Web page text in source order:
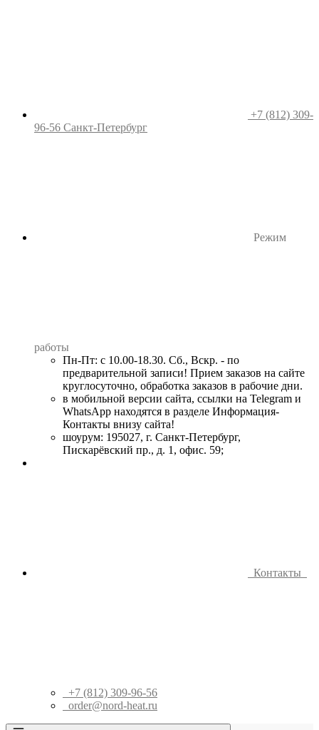
+7 (812) 309-
96-56 Санкт-Петербург
Режим
работы
Пн-Пт: с 10.00-18.30. Сб., Вскр. - по
предварительной записи! Прием заказов на сайте
круглосуточно, обработка заказов в рабочие дни.
в мобильной версии сайта, ссылки на Telegram и
WhatsApp находятся в разделе Информация-
Контакты внизу сайта!
шоурум: 195027, г. Санкт-Петербург,
Пискарёвский пр., д. 1, офис. 59;
Контакты
+7 (812) 309-96-56
order@nord-heat.ru